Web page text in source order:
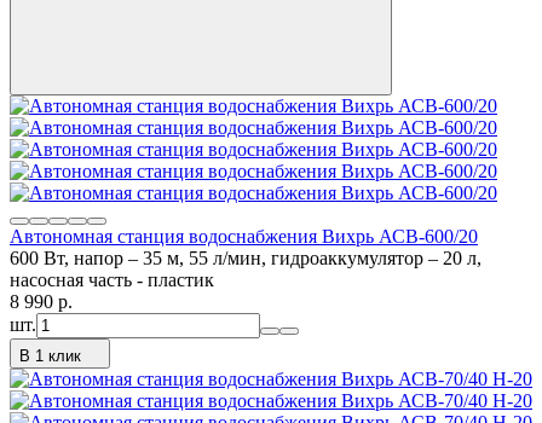
Автономная станция водоснабжения Вихрь АСВ-600/20
600 Вт, напор – 35 м, 55 л/мин, гидроаккумулятор – 20 л,
насосная часть - пластик
8 990 p.
шт.
В 1 клик